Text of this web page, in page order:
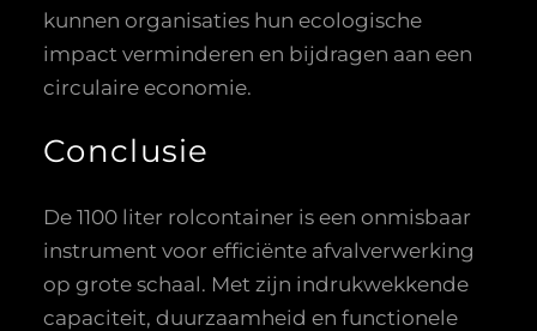
kunnen organisaties hun ecologische
impact verminderen en bijdragen aan een
circulaire economie.
Conclusie
De 1100 liter rolcontainer is een onmisbaar
instrument voor efficiënte afvalverwerking
op grote schaal. Met zijn indrukwekkende
capaciteit, duurzaamheid en functionele